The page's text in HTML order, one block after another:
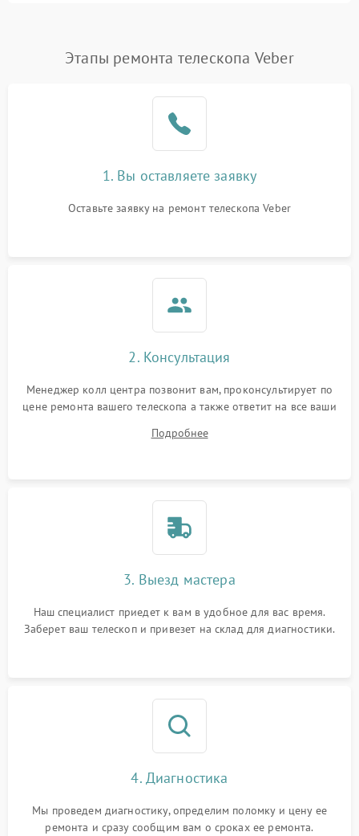
Этапы ремонта телескопа Veber
1. Вы оставляете заявку
Оставьте заявку на ремонт телескопа Veber
2. Консультация
Менеджер колл центра позвонит вам, проконсультирует по
цене ремонта вашего телескопа а также ответит на все ваши
Подробнее
3. Выезд мастера
Наш специалист приедет к вам в удобное для вас время.
Заберет ваш телескоп и привезет на склад для диагностики.
4. Диагностика
Мы проведем диагностику, определим поломку и цену ее
ремонта и сразу сообщим вам о сроках ее ремонта.